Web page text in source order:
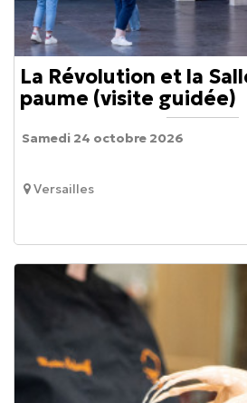
La Révolution et la
paume (visite guidée)
Versailles
Samedi 24 octobre 2026